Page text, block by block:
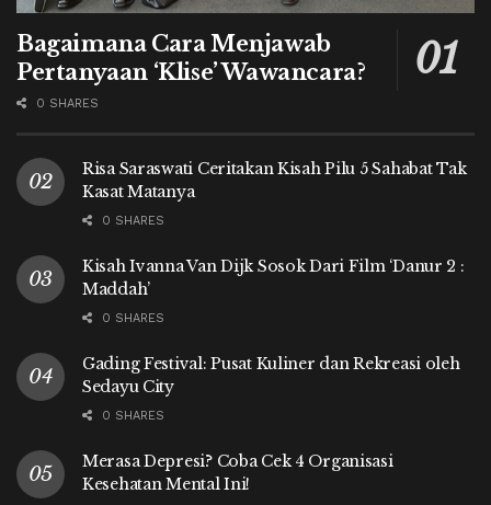
Bagaimana Cara Menjawab
Pertanyaan ‘Klise’ Wawancara?
0 SHARES
Risa Saraswati Ceritakan Kisah Pilu 5 Sahabat Tak
Kasat Matanya
0 SHARES
Kisah Ivanna Van Dijk Sosok Dari Film ‘Danur 2 :
Maddah’
0 SHARES
Gading Festival: Pusat Kuliner dan Rekreasi oleh
Sedayu City
0 SHARES
Merasa Depresi? Coba Cek 4 Organisasi
Kesehatan Mental Ini!